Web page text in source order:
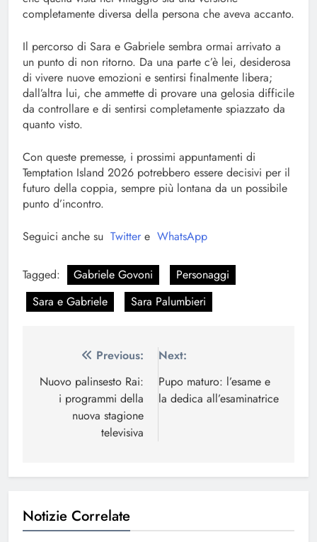
completamente diversa della persona che aveva accanto.
Il percorso di Sara e Gabriele sembra ormai arrivato a
un punto di non ritorno. Da una parte c’è lei, desiderosa
di vivere nuove emozioni e sentirsi finalmente libera;
dall’altra lui, che ammette di provare una gelosia difficile
da controllare e di sentirsi completamente spiazzato da
quanto visto.
Con queste premesse, i prossimi appuntamenti di
Temptation Island 2026 potrebbero essere decisivi per il
futuro della coppia, sempre più lontana da un possibile
punto d’incontro.
Seguici anche su Twitter e WhatsApp
Tagged: Gabriele Govoni
Personaggi
Sara e Gabriele
Sara Palumbieri
Navigazione
articoli
Previous:
Nuovo palinsesto Rai:
i programmi della
nuova stagione
televisiva
Next:
Pupo maturo: l’esame e
la dedica all’esaminatrice
Notizie Correlate